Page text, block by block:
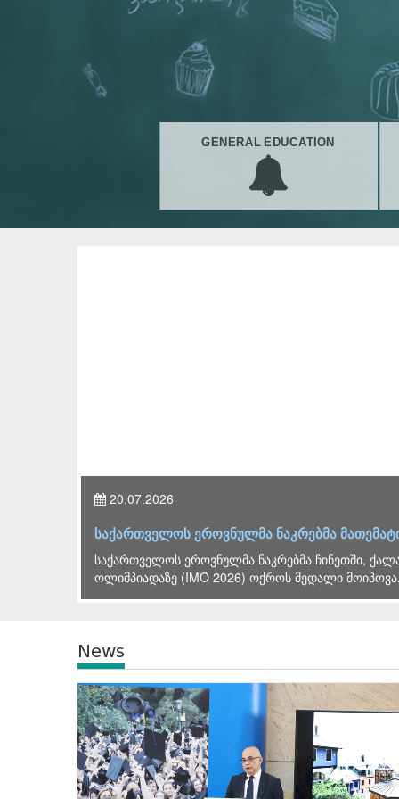
GENERAL EDUCATION
20.07.2026
საქართველოს ეროვნულმა ნაკრებმა
საქართველოს ეროვნულმა ნაკრებმა ჩინეთში,
ოლიმპიადაზე (IMO 2026) ოქროს მედალი
News